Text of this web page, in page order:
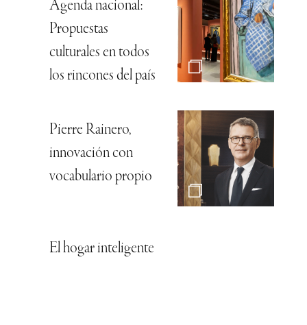
Agenda nacional:
Propuestas
culturales en todos
los rincones del país
Pierre Rainero,
innovación con
vocabulario propio
El hogar inteligente